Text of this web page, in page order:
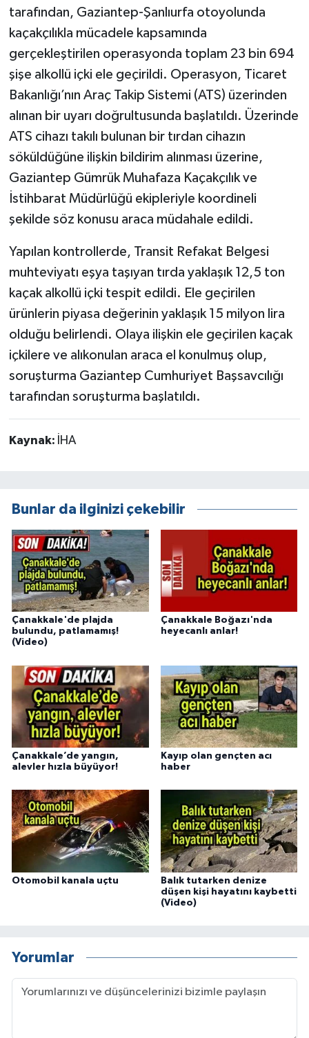
tarafından, Gaziantep-Şanlıurfa otoyolunda
kaçakçılıkla mücadele kapsamında
gerçekleştirilen operasyonda toplam 23 bin 694
şişe alkollü içki ele geçirildi. Operasyon, Ticaret
Bakanlığı’nın Araç Takip Sistemi (ATS) üzerinden
alınan bir uyarı doğrultusunda başlatıldı. Üzerinde
ATS cihazı takılı bulunan bir tırdan cihazın
söküldüğüne ilişkin bildirim alınması üzerine,
Gaziantep Gümrük Muhafaza Kaçakçılık ve
İstihbarat Müdürlüğü ekipleriyle koordineli
şekilde söz konusu araca müdahale edildi.
Yapılan kontrollerde, Transit Refakat Belgesi
muhteviyatı eşya taşıyan tırda yaklaşık 12,5 ton
kaçak alkollü içki tespit edildi. Ele geçirilen
ürünlerin piyasa değerinin yaklaşık 15 milyon lira
olduğu belirlendi. Olaya ilişkin ele geçirilen kaçak
içkilere ve alıkonulan araca el konulmuş olup,
soruşturma Gaziantep Cumhuriyet Başsavcılığı
tarafından soruşturma başlatıldı.
Kaynak: İHA
Bunlar da ilginizi çekebilir
Çanakkale'de plajda
bulundu, patlamamış!
(Video)
Çanakkale Boğazı'nda
heyecanlı anlar!
Çanakkale’de yangın,
alevler hızla büyüyor!
Kayıp olan gençten acı
haber
Otomobil kanala uçtu
Balık tutarken denize
düşen kişi hayatını kaybetti
(Video)
Yorumlar